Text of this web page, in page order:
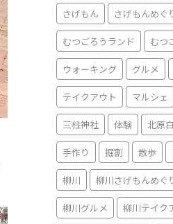
さげもん さげもんめぐ
むつごろうランド むつ
ウォーキング グルメ
テイクアウト マルシェ
三柱神社 体験 北原
手作り 掘割 散歩
柳川 柳川さげもんめぐ
柳川グルメ 柳川テイク